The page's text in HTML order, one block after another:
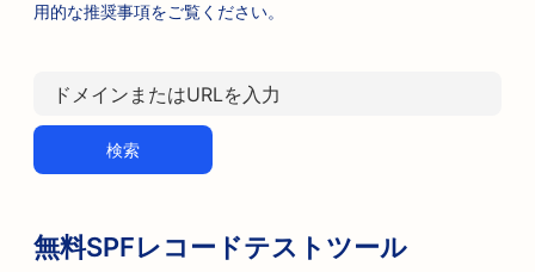
用的な推奨事項をご覧ください。
検索
無料SPFレコードテストツール